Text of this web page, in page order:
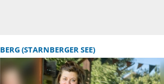
BERG (STARNBERGER SEE)